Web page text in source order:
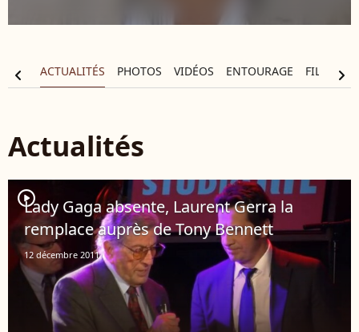
ACTUALITÉS PHOTOS VIDÉOS ENTOURAGE
chevron_left chevron_right
Actualités
player2
Lady Gaga absente, Laurent Gerra la
remplace auprès de Tony Bennett
12 décembre 2011